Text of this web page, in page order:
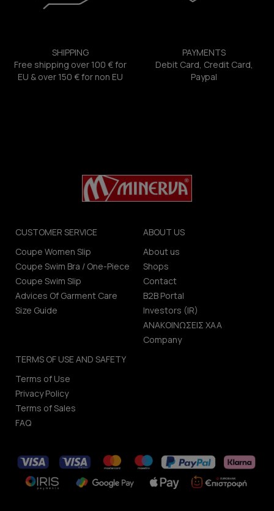
SHIPPING
Free shipping over 100 € for
EU & over 150 € for non EU
PAYMENTS
Debit Card, Credit Card,
Paypal
CUSTOMER SERVICE
Coupe Women Slip
Coupe Swim Bra / One-Piece
Coupe Swim Slip
Advices Of Garment Care
Size Guide
ABOUT US
About us
Shops
Contact
B2B Portal
Investors (IR)
ΑΝΑΚΟΙΝΩΣΕΙΣ ΧΑΑ
Company
TERMS OF USE AND SAFETY
Terms of Use
Privacy Policy
Terms of Sales
FAQ